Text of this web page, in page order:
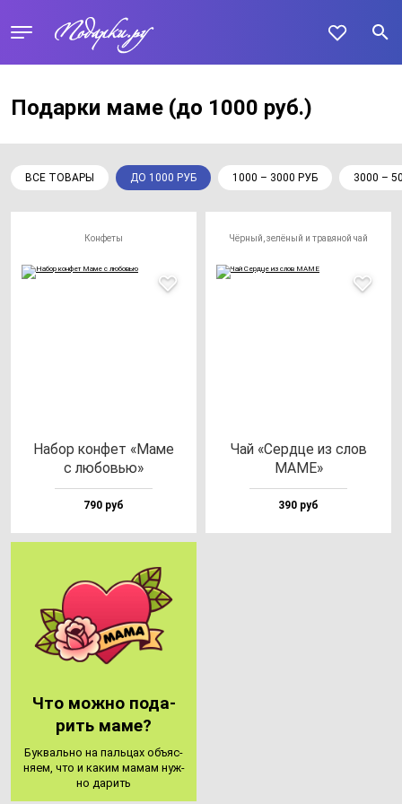
Подарки маме (до 1000 руб.)
ВСЕ ТОВАРЫ ДО 1000 РУБ 1000 – 3000 РУБ 3000 –
Конфеты
Набор кон­фет «Маме
с лю­бовью»
790 руб
Чёрный, зелёный и травяной чай
Чай «Сер­дце из слов
МАМЕ»
390 руб
Что мож­но по­да­
рить ма­ме?
Бук­валь­но на паль­цах объ­яс­
ня­ем, что и ка­ким ма­мам нуж­
но да­рить